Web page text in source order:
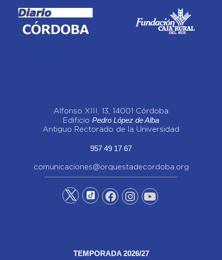
Alfonso XIII, 13, 14001 Córdoba
Edificio Pedro López de Alba
Antiguo Rectorado de la Universidad
957 49 17 67
comunicaciones@orquestadecordoba.org
TEMPORADA 2026/27